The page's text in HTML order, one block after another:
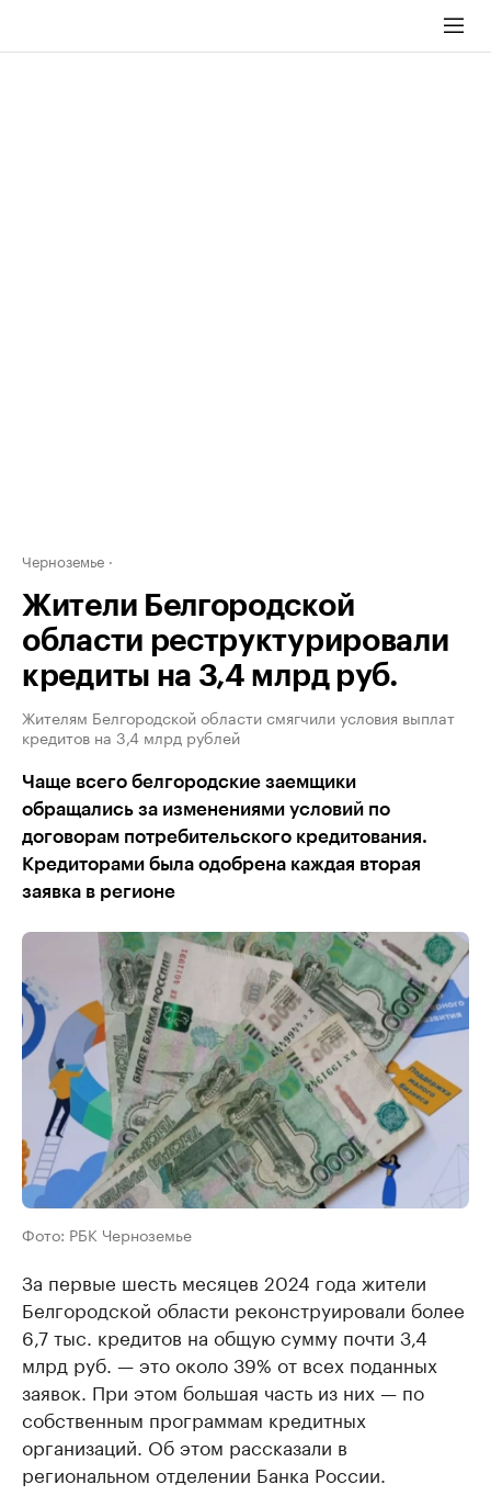
Черноземье
Жители Белгородской
области реструктурировали
кредиты на 3,4 млрд руб.
Жителям Белгородской области смягчили условия выплат
кредитов на 3,4 млрд рублей
Чаще всего белгородские заемщики
обращались за изменениями условий по
договорам потребительского кредитования.
Кредиторами была одобрена каждая вторая
заявка в регионе
Фото: РБК Черноземье
За первые шесть месяцев 2024 года жители
Белгородской области реконструировали более
6,7 тыс. кредитов на общую сумму почти 3,4
млрд руб. — это около 39% от всех поданных
заявок. При этом большая часть из них — по
собственным программам кредитных
организаций. Об этом рассказали в
региональном отделении Банка России.